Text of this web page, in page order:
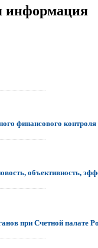
информация
финансового контроля
объективность,
при Счетной палате